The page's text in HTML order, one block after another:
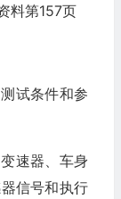
料第157页
试条件和参
速器、车身
信号和执行